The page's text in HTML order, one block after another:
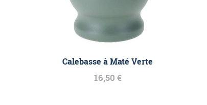
Calebasse à Maté Verte
16,50 €